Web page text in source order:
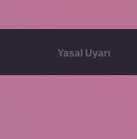
Yasal Uyarı